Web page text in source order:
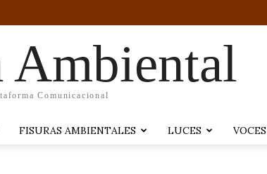
Ambiental
Comunicacional
FISURAS AMBIENTALES LUCES VOCES